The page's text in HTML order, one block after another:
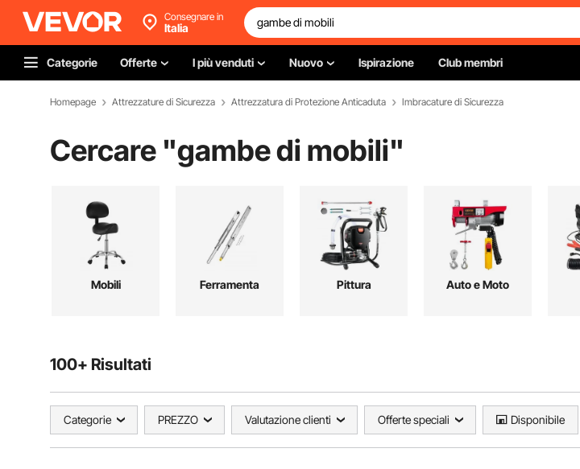
Consegnare in
Italia
Categorie Offerte I più venduti Nuovo Ispirazione Club membri
Homepage Attrezzature di Sicurezza Attrezzatura di Protezione Anticaduta Imbracature di Sicurezza
Cercare "gambe di mobili"
Mobili Ferramenta Pittura Auto e Moto
100+ Risultati
Categorie PREZZO Valutazione clienti Offerte speciali Disponibile